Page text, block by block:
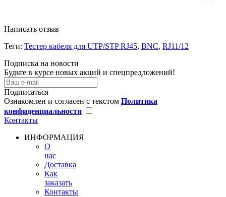
Написать отзыв
Теги: Тестер кабеля для UTP/STP RJ45, BNC, RJ11/12
Подписка на новости
Будьте в курсе новых акций и спецпредложений!
Подписаться
Ознакомлен и согласен с текстом Политика
конфиденциальности
Контакты
ИНФОРМАЦИЯ
О
нас
Доставка
Как
заказать
Контакты